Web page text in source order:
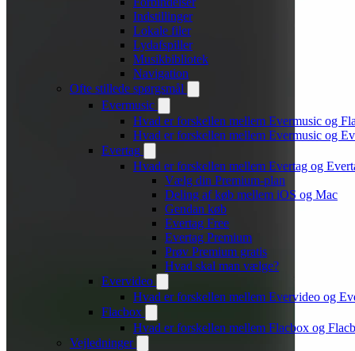
Indstillinger
Lokale filer
Lydafspiller
Musikbibliotek
Navigation
Ofte stillede spørgsmål
Evermusic
Hvad er forskellen mellem Evermusic og
Hvad er forskellen mellem Evermusic og
Evertag
Hvad er forskellen mellem Evertag og
Vælg din Premium-plan
Deling af køb mellem iOS og Mac
Gendan køb
Evertag Free
Evertag Premium
Prøv Premium gratis
Hvad skal man vælge?
Evervideo
Hvad er forskellen mellem Evervideo og
Flacbox
Hvad er forskellen mellem Flacbox og
Vejledninger